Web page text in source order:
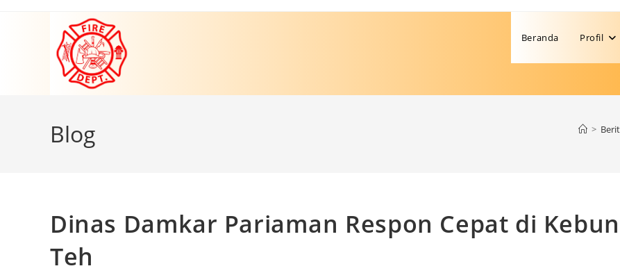
Beranda Profil
Blog >
Dinas Damkar Pariaman Respon Cepat di Kebun
Teh